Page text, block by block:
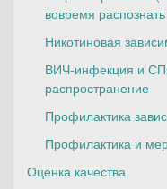
вовремя
Никотиновая
ВИЧ-инфекция и
распространение
Профилактика
Профилактика и
Оценка качества